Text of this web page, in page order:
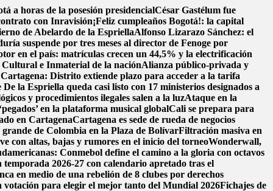
a horas de la posesión presidencialCésar Gastélum fue
con Inravisión¡Feliz cumpleaños Bogotá!: la capital
de Abelardo de la EspriellaAlfonso Lizarazo Sánchez: el
suspende por tres meses al director de Fenoge por
en el país: matrículas crecen un 44,5% y la electrificación
e Inmaterial de la naciónAlianza público-privada y
Distrito extiende plazo para acceder a la tarifa
De la Espriella queda casi listo con 17 ministerios designados a
y procedimientos ilegales salen a la luzAtaque en la
en la plataforma musical globalCali se prepara para
en CartagenaCartagena es sede de rueda de negocios
de Colombia en la Plaza de BolívarFiltración masiva en
con altas, bajas y rumores en el inicio del torneoWonderwall,
Conmebol define el camino a la gloria con octavos
temporada 2026-27 con calendario apretado tras el
en medio de una rebelión de 8 clubes por derechos
votación para elegir el mejor tanto del Mundial 2026Fichajes de